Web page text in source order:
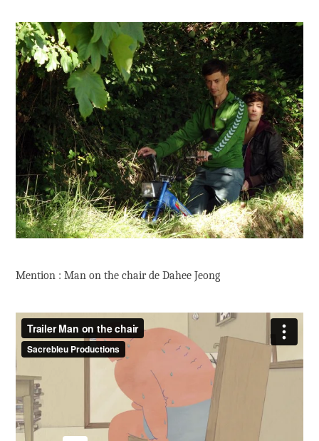
Mention : Man on the chair de Dahee Jeong